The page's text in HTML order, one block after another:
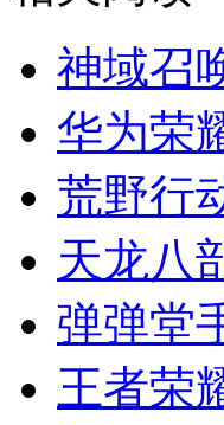
神域召
华为荣
荒野行
天龙八
弹弹堂
王者荣